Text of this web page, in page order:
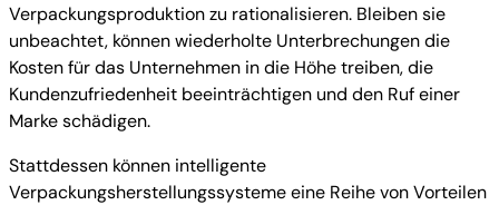
Verpackungsproduktion zu rationalisieren. Bleiben sie
unbeachtet, können wiederholte Unterbrechungen die
Kosten für das Unternehmen in die Höhe treiben, die
Kundenzufriedenheit beeinträchtigen und den Ruf einer
Marke schädigen.
Stattdessen können intelligente
Verpackungsherstellungssysteme eine Reihe von Vorteilen